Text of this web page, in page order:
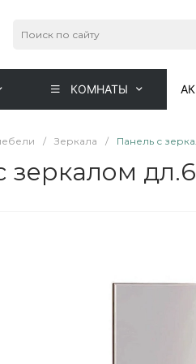
КОМНАТЫ
/ Зеркала / Панель с
зеркалом